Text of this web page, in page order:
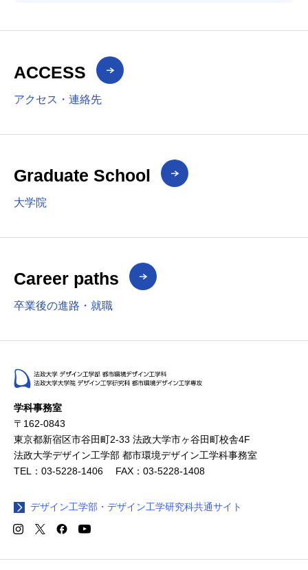
ACCESS
アクセス・連絡先
Graduate School
大学院
Career paths
卒業後の進路・就職
学科事務室
〒162-0843
東京都新宿区市谷田町2-33 法政大学市ヶ谷田町校舎4F
法政大学デザイン工学部 都市環境デザイン工学科事務室
TEL：03-5228-1406 FAX：03-5228-1408
デザイン工学部・デザイン工学研究科共通サイト